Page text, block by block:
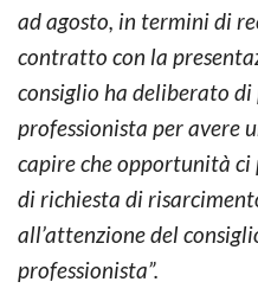
ad agosto, in termini di
contratto con la
consiglio ha deliberato
professionista per avere
capire che opportunità ci
di richiesta di
all’attenzione del
professionista”.